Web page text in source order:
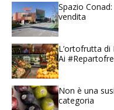
Spazio
vendita
L’ortofrutta
Ai
Non è una
categoria